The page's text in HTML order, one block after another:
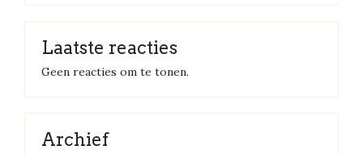
Laatste reacties
Geen reacties om te tonen.
Archief